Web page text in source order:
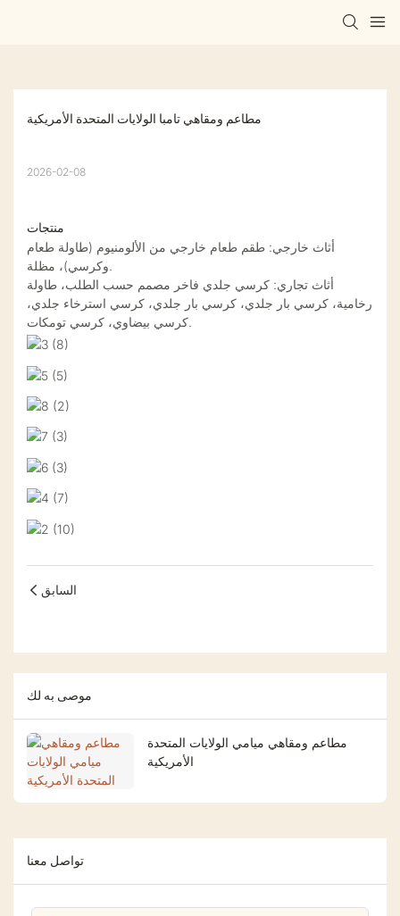
مطاعم ومقاهي تامبا الولايات المتحدة الأمريكية
2026-02-08
منتجات
أثاث خارجي: طقم طعام خارجي من الألومنيوم (طاولة طعام
وكرسي)، مظلة.
أثاث تجاري: كرسي جلدي فاخر مصمم حسب الطلب، طاولة
رخامية، كرسي بار جلدي، كرسي بار جلدي، كرسي استرخاء جلدي،
كرسي بيضاوي، كرسي تومكات.
السابق
موصى به لك
مطاعم ومقاهي ميامي الولايات المتحدة
الأمريكية
تواصل معنا